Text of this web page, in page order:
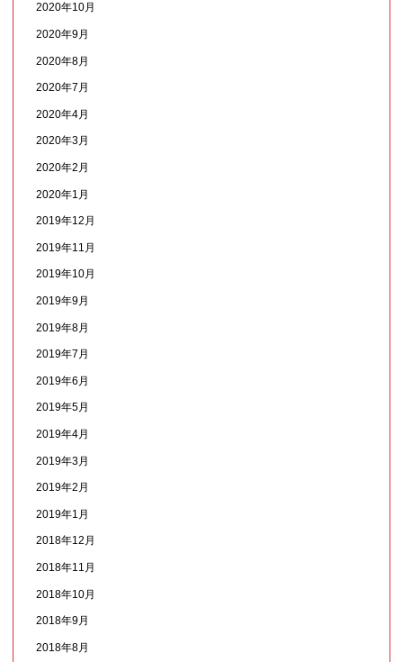
2020年10月
2020年9月
2020年8月
2020年7月
2020年4月
2020年3月
2020年2月
2020年1月
2019年12月
2019年11月
2019年10月
2019年9月
2019年8月
2019年7月
2019年6月
2019年5月
2019年4月
2019年3月
2019年2月
2019年1月
2018年12月
2018年11月
2018年10月
2018年9月
2018年8月